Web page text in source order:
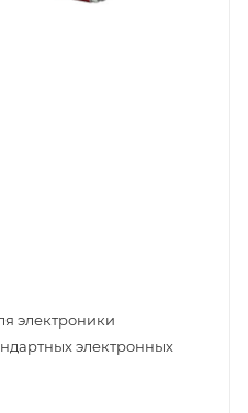
электроники
электронных